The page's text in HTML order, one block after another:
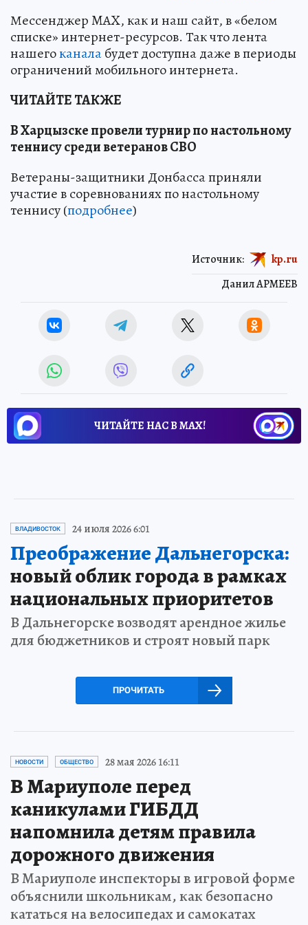
Мессенджер MAX, как и наш сайт, в «белом
списке» интернет-ресурсов. Так что лента
нашегоканалабудет доступна даже в периоды
ограничений мобильного интернета.
ЧИТАЙТЕ ТАКЖЕ
В Харцызске провели турнир по настольному
теннису среди ветеранов СВО
Ветераны-защитники Донбасса приняли
участие в соревнованиях по настольному
теннису (подробнее)
Данил АРМЕЕВ
Источник: kp.ru
ЧИТАЙТЕ НАС В МАХ!
ВЛАДИВОСТОК 24 июля 2026 6:01
Преображение Дальнегорска:
новый облик города в рамках
национальных приоритетов
В Дальнегорске возводят арендное жилье
для бюджетников и строят новый парк
ПРОЧИТАТЬ
НОВОСТИ ОБЩЕСТВО 28 мая 2026 16:11
В Мариуполе перед
каникулами ГИБДД
напомнила детям правила
дорожного движения
В Мариуполе инспекторы в игровой форме
объяснили школьникам, как безопасно
кататься на велосипедах и самокатах